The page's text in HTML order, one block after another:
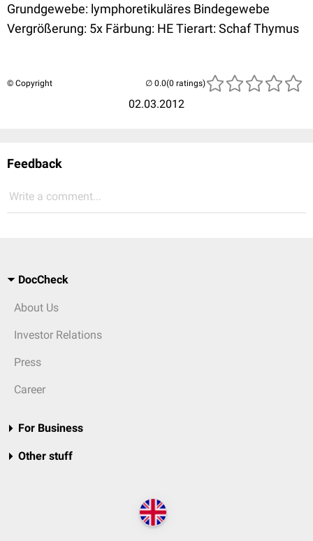
Grundgewebe: lymphoretikuläres Bindegewebe
Vergrößerung: 5x Färbung: HE Tierart: Schaf Thymus
© Copyright
02.03.2012
(0 ratings)
Feedback
Write a comment...
DocCheck
About Us
Investor Relations
Press
Career
For Business
Other stuff